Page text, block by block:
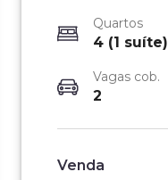
Quartos
4 (1 suíte)
Vagas cob.
2
Venda